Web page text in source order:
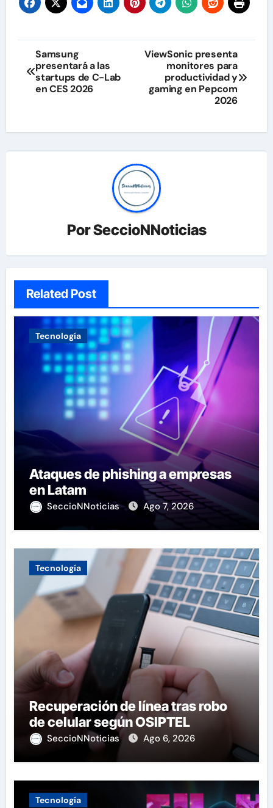
Navegación
de
Samsung
presentará a las
startups de C-Lab
en CES 2026
ViewSonic presenta
monitores para
productividad y
gaming en Pepcom
2026
PorSeccioNNoticias
Related Post
Tecnología
Ataques de phishing a empresas
en Latam
SeccioNNoticias Ago 7, 2026
Tecnología
Recuperación de línea tras robo
de celular según OSIPTEL
SeccioNNoticias Ago 6, 2026
Tecnología